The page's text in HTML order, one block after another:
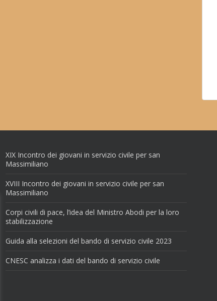
XIX Incontro dei giovani in servizio civile per san
Massimiliano
XVIII Incontro dei giovani in servizio civile per san
Massimiliano
Corpi civili di pace, l’idea del Ministro Abodi per la loro
stabilizzazione
Guida alla selezioni del bando di servizio civile 2023
CNESC analizza i dati del bando di servizio civile